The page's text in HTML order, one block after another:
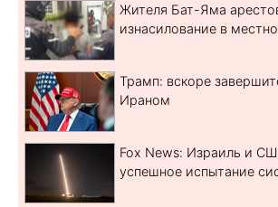
Жителя Бат-Яма
изнасилование в
Трамп: вскоре
Ираном
Fox News: Израиль и
успешное испытание